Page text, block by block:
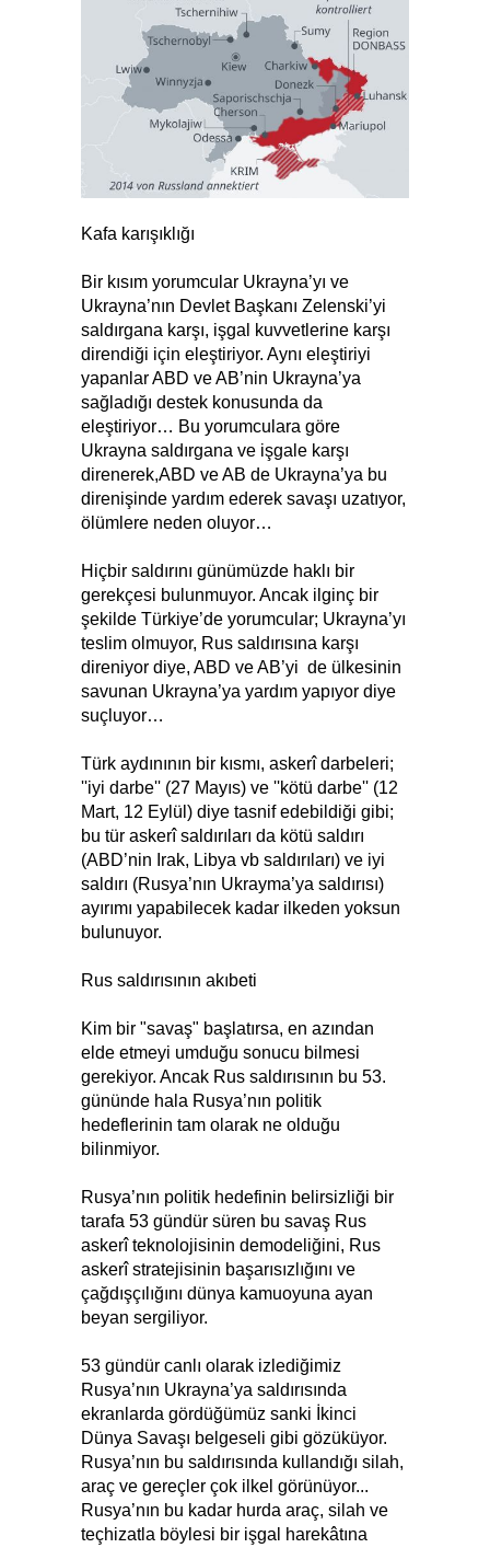
Kafa karışıklığı
Bir kısım yorumcular Ukrayna’yı ve
Ukrayna’nın Devlet Başkanı Zelenski’yi
saldırgana karşı, işgal kuvvetlerine karşı
direndiği için eleştiriyor. Aynı eleştiriyi
yapanlar ABD ve AB’nin Ukrayna’ya
sağladığı destek konusunda da
eleştiriyor… Bu yorumculara göre
Ukrayna saldırgana ve işgale karşı
direnerek,ABD ve AB de Ukrayna’ya bu
direnişinde yardım ederek savaşı uzatıyor,
ölümlere neden oluyor…
Hiçbir saldırını günümüzde haklı bir
gerekçesi bulunmuyor. Ancak ilginç bir
şekilde Türkiye’de yorumcular; Ukrayna’yı
teslim olmuyor, Rus saldırısına karşı
direniyor diye, ABD ve AB’yi de ülkesinin
savunan Ukrayna’ya yardım yapıyor diye
suçluyor…
Türk aydınının bir kısmı, askerî darbeleri;
''iyi darbe'' (27 Mayıs) ve ''kötü darbe'' (12
Mart, 12 Eylül) diye tasnif edebildiği gibi;
bu tür askerî saldırıları da kötü saldırı
(ABD’nin Irak, Libya vb saldırıları) ve iyi
saldırı (Rusya’nın Ukrayma’ya saldırısı)
ayırımı yapabilecek kadar ilkeden yoksun
bulunuyor.
Rus saldırısının akıbeti
Kim bir "savaş" başlatırsa, en azından
elde etmeyi umduğu sonucu bilmesi
gerekiyor. Ancak Rus saldırısının bu 53.
gününde hala Rusya’nın politik
hedeflerinin tam olarak ne olduğu
bilinmiyor.
Rusya’nın politik hedefinin belirsizliği bir
tarafa 53 gündür süren bu savaş Rus
askerî teknolojisinin demodeliğini, Rus
askerî stratejisinin başarısızlığını ve
çağdışçılığını dünya kamuoyuna ayan
beyan sergiliyor.
53 gündür canlı olarak izlediğimiz
Rusya’nın Ukrayna’ya saldırısında
ekranlarda gördüğümüz sanki İkinci
Dünya Savaşı belgeseli gibi gözüküyor.
Rusya’nın bu saldırısında kullandığı silah,
araç ve gereçler çok ilkel görünüyor...
Rusya’nın bu kadar hurda araç, silah ve
teçhizatla böylesi bir işgal harekâtına